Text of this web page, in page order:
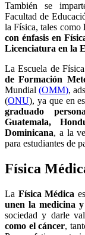
También se
Facultad de
la Física, tales como
con énfasis en
Licenciatura en la
La Escuela de
de Formación
Mundial(OMM),
(ONU), ya que en
graduado
Guatemala,
Dominicana, a la
para estudiantes de
Física
La Física Médica
unen la medicina
sociedad y darle
como el cáncer,